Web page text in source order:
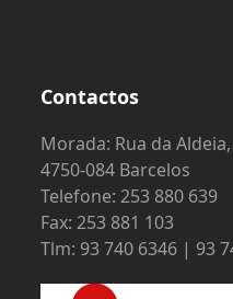
Contactos
Morada: Rua da
4750-084 Barcelos
Telefone: 253 880 639
Fax: 253 881 103
Tlm: 93 740 6346 | 93